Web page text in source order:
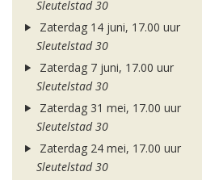
Sleutelstad 30
Zaterdag 14 juni, 17.00 uur
Sleutelstad 30
Zaterdag 7 juni, 17.00 uur
Sleutelstad 30
Zaterdag 31 mei, 17.00 uur
Sleutelstad 30
Zaterdag 24 mei, 17.00 uur
Sleutelstad 30